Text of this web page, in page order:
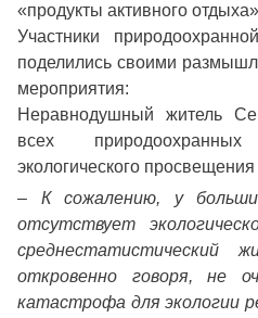
«продукты активного
Участники
поделились своими
мероприятия:
Неравнодушный житель
всех
экологического
– К сожалению, у
отсутствует
среднестатистический
откровенно говоря, не
катастрофа для экологии